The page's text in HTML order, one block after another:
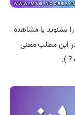
بشنوید یا مشاهده
این مطلب معنی
? ).